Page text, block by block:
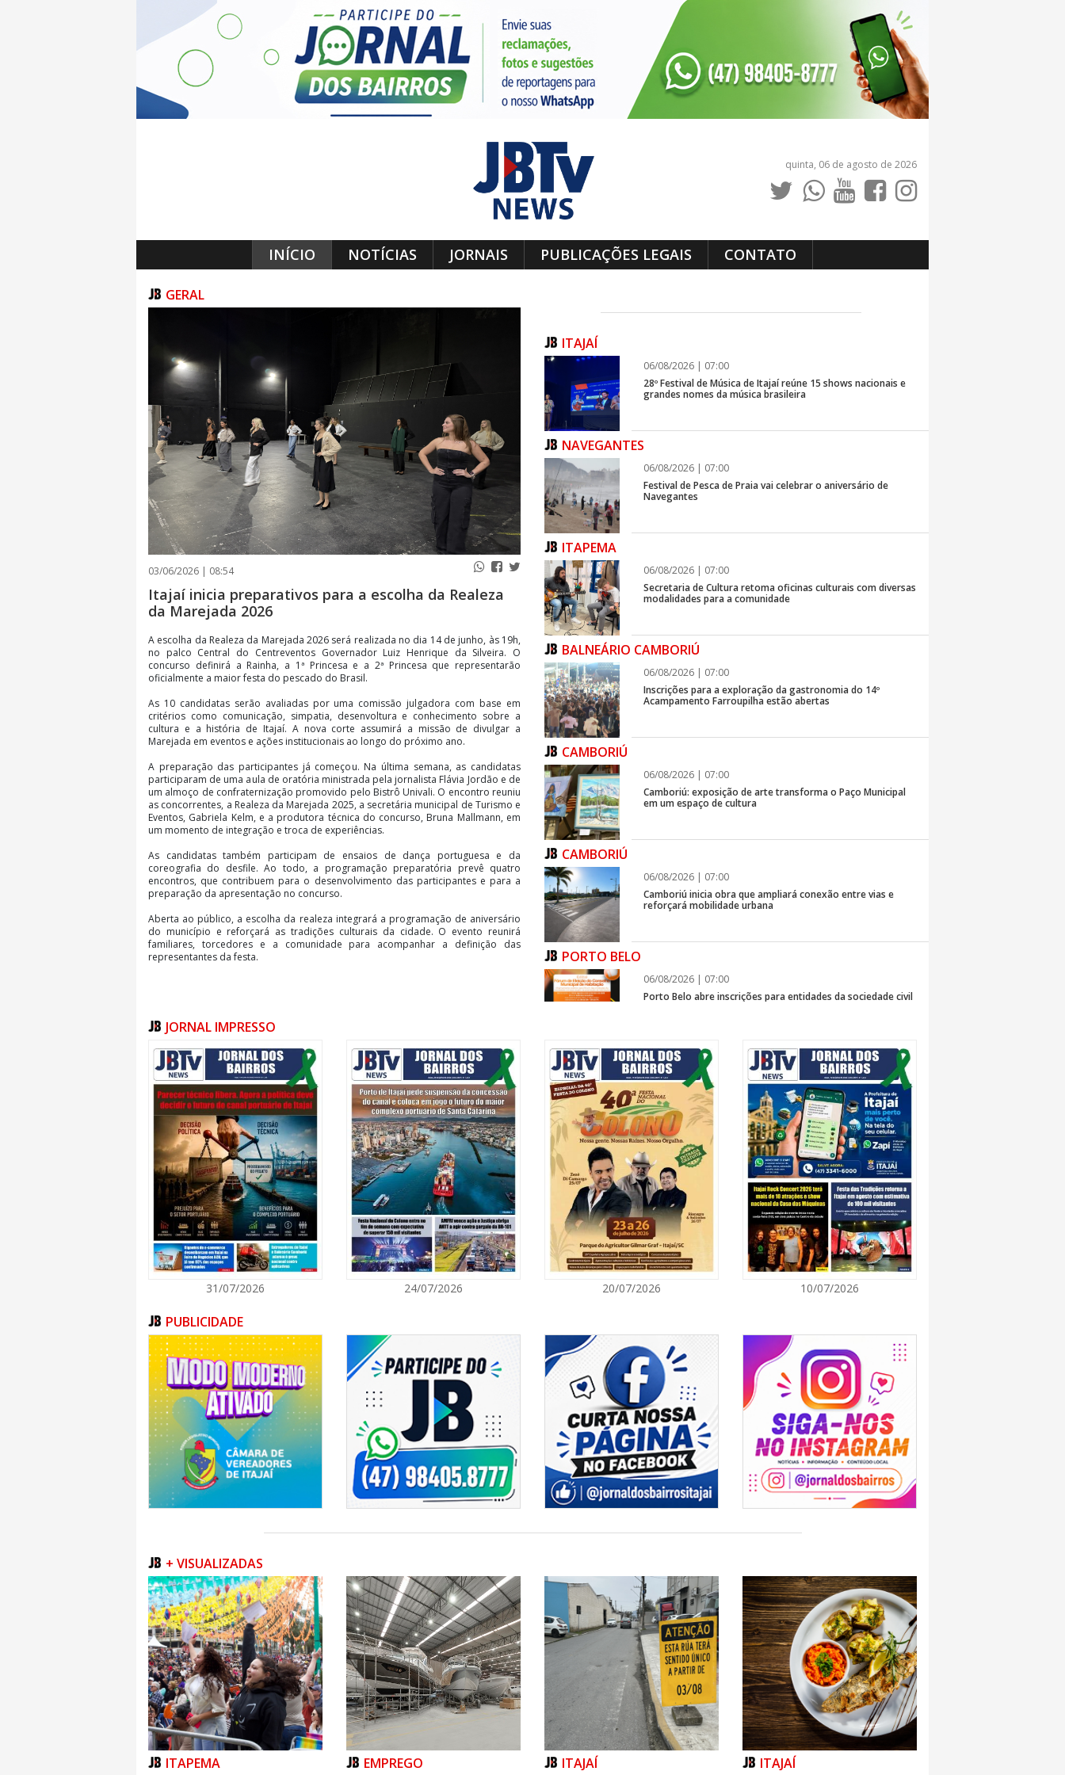
quinta, 06 de agosto de 2026
INÍCIO NOTÍCIAS JORNAIS PUBLICAÇÕES LEGAIS CONTATO
GERAL
03/06/2026 | 08:54
Itajaí inicia preparativos para a escolha da Realeza
da Marejada 2026
A escolha da Realeza da Marejada 2026 será realizada no dia 14 de junho, às 19h,
no palco Central do Centreventos Governador Luiz Henrique da Silveira. O
concurso definirá a Rainha, a 1ª Princesa e a 2ª Princesa que representarão
oficialmente a maior festa do pescado do Brasil.
As 10 candidatas serão avaliadas por uma comissão julgadora com base em
critérios como comunicação, simpatia, desenvoltura e conhecimento sobre a
cultura e a história de Itajaí. A nova corte assumirá a missão de divulgar a
Marejada em eventos e ações institucionais ao longo do próximo ano.
A preparação das participantes já começou. Na última semana, as candidatas
participaram de uma aula de oratória ministrada pela jornalista Flávia Jordão e de
um almoço de confraternização promovido pelo Bistrô Univali. O encontro reuniu
as concorrentes, a Realeza da Marejada 2025, a secretária municipal de Turismo e
Eventos, Gabriela Kelm, e a produtora técnica do concurso, Bruna Mallmann, em
um momento de integração e troca de experiências.
As candidatas também participam de ensaios de dança portuguesa e da
coreografia do desfile. Ao todo, a programação preparatória prevê quatro
encontros, que contribuem para o desenvolvimento das participantes e para a
preparação da apresentação no concurso.
Aberta ao público, a escolha da realeza integrará a programação de aniversário
do município e reforçará as tradições culturais da cidade. O evento reunirá
familiares, torcedores e a comunidade para acompanhar a definição das
representantes da festa.
ITAJAÍ
06/08/2026 | 07:00
28º Festival de Música de Itajaí reúne 15 shows nacionais e
grandes nomes da música brasileira
NAVEGANTES
06/08/2026 | 07:00
Festival de Pesca de Praia vai celebrar o aniversário de
Navegantes
ITAPEMA
06/08/2026 | 07:00
Secretaria de Cultura retoma oficinas culturais com diversas
modalidades para a comunidade
BALNEÁRIO CAMBORIÚ
06/08/2026 | 07:00
Inscrições para a exploração da gastronomia do 14º
Acampamento Farroupilha estão abertas
CAMBORIÚ
06/08/2026 | 07:00
Camboriú: exposição de arte transforma o Paço Municipal
em um espaço de cultura
CAMBORIÚ
06/08/2026 | 07:00
Camboriú inicia obra que ampliará conexão entre vias e
reforçará mobilidade urbana
PORTO BELO
06/08/2026 | 07:00
Porto Belo abre inscrições para entidades da sociedade civil
NAVEGANTES
06/08/2026 | 07:00
Campanha de vacinação gratuita vai imunizar cães e gatos
em Navegantes
CAMBORIÚ
06/08/2026 | 07:00
Saúde de Camboriú reforça equipes das UBSs com novos
profissionais
BALNEÁRIO PIÇARRAS
06/08/2026 | 07:00
05/08/2026 | 07:00
Festa das Tradições Brasileiras em Itajaí começa nesta
quinta (6) e celebra a cultura do Norte e Nordeste no
Centreventos
JORNAL IMPRESSO
31/07/2026 24/07/2026 20/07/2026 10/07/2026
PUBLICIDADE
+ VISUALIZADAS
ITAPEMA EMPREGO ITAJAÍ ITAJAÍ